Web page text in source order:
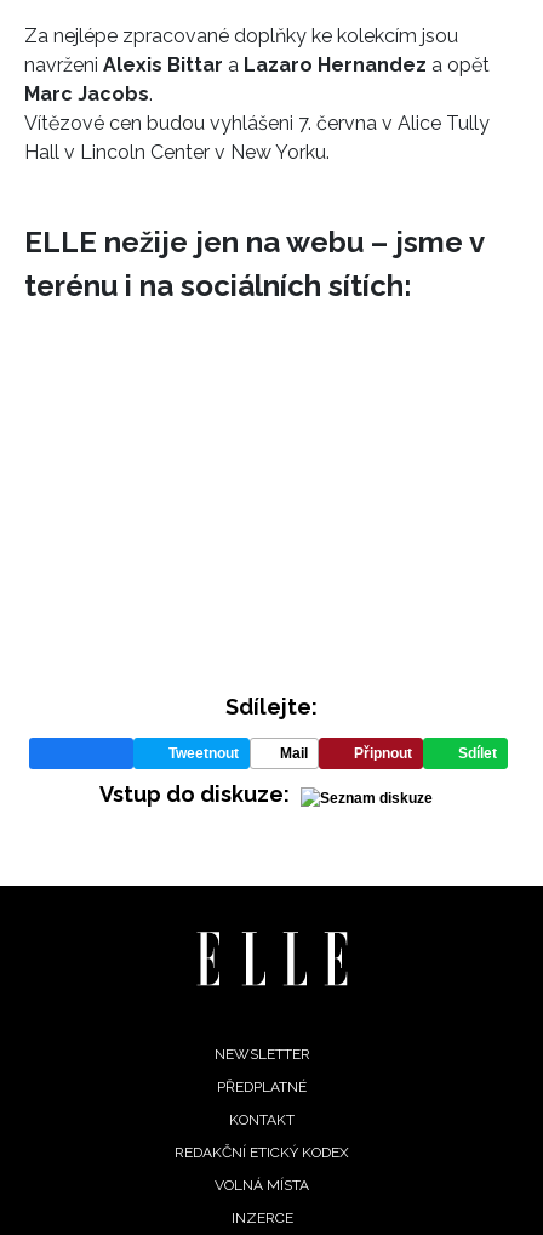
INFORMACE
REDAKCE
Za nejlépe zpracované doplňky ke kolekcím jsou
navrženi Alexis Bittar a Lazaro Hernandez a opět
Marc Jacobs.
Vítězové cen budou vyhlášeni 7. června v Alice Tully
Hall v Lincoln Center v New Yorku.
ELLE nežije jen na webu – jsme v
terénu i na sociálních sítích:
Sdílejte:
Tweetnout Mail Připnout Sdílet
Vstup do diskuze:
NEWSLETTER
PŘEDPLATNÉ
KONTAKT
REDAKČNÍ ETICKÝ KODEX
VOLNÁ MÍSTA
INZERCE